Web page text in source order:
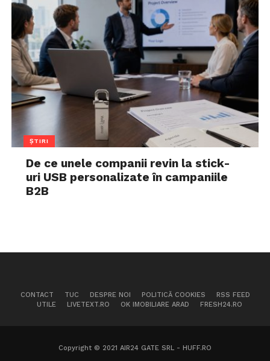
ȘTIRI
De ce unele companii revin la stick-
uri USB personalizate în campaniile
B2B
CONTACT TUC DESPRE NOI POLITICĂ COOKIES
RSS FEED
UTILE
LIVETEXT.RO OK IMOBILIARE ARAD FRESH24.RO
Copyright © 2021 AIR24 GATE SRL - HUFF.RO